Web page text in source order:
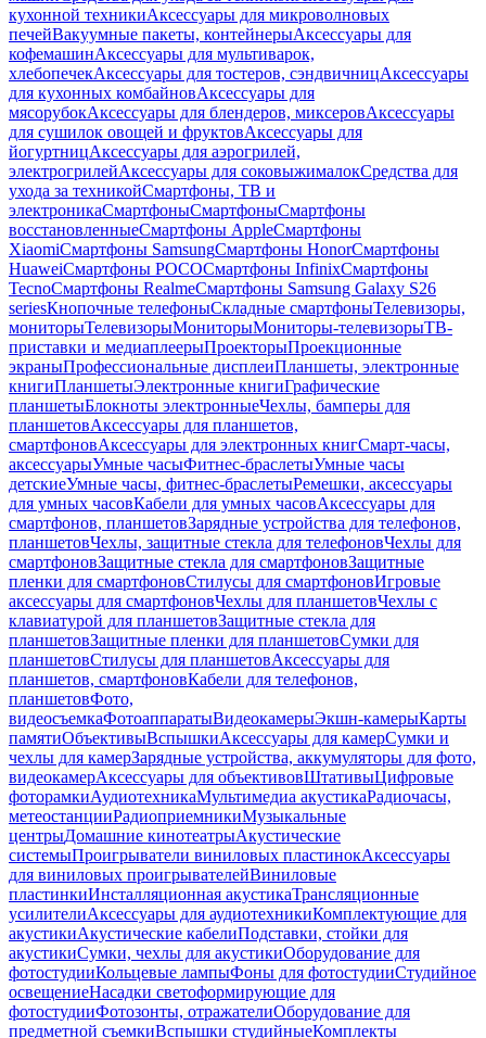
кухонной техникиАксессуары для микроволновых
печейВакуумные пакеты, контейнерыАксессуары для
кофемашинАксессуары для мультиварок,
хлебопечекАксессуары для тостеров, сэндвичницАксессуары
для кухонных комбайновАксессуары для
мясорубокАксессуары для блендеров, миксеровАксессуары
для сушилок овощей и фруктовАксессуары для
йогуртницАксессуары для аэрогрилей,
электрогрилейАксессуары для соковыжималокСредства для
ухода за техникойСмартфоны, ТВ и
электроникаСмартфоныСмартфоныСмартфоны
восстановленныеСмартфоны AppleСмартфоны
XiaomiСмартфоны SamsungСмартфоны HonorСмартфоны
HuaweiСмартфоны POCOСмартфоны InfinixСмартфоны
TecnoСмартфоны RealmeСмартфоны Samsung Galaxy S26
seriesКнопочные телефоныСкладные смартфоныТелевизоры,
мониторыТелевизорыМониторыМониторы-телевизорыТВ-
приставки и медиаплеерыПроекторыПроекционные
экраныПрофессиональные дисплеиПланшеты, электронные
книгиПланшетыЭлектронные книгиГрафические
планшетыБлокноты электронныеЧехлы, бамперы для
планшетовАксессуары для планшетов,
смартфоновАксессуары для электронных книгСмарт-часы,
аксессуарыУмные часыФитнес-браслетыУмные часы
детскиеУмные часы, фитнес-браслетыРемешки, аксессуары
для умных часовКабели для умных часовАксессуары для
смартфонов, планшетовЗарядные устройства для телефонов,
планшетовЧехлы, защитные стекла для телефоновЧехлы для
смартфоновЗащитные стекла для смартфоновЗащитные
пленки для смартфоновСтилусы для смартфоновИгровые
аксессуары для смартфоновЧехлы для планшетовЧехлы с
клавиатурой для планшетовЗащитные стекла для
планшетовЗащитные пленки для планшетовСумки для
планшетовСтилусы для планшетовАксессуары для
планшетов, смартфоновКабели для телефонов,
планшетовФото,
видеосъемкаФотоаппаратыВидеокамерыЭкшн-камерыКарты
памятиОбъективыВспышкиАксессуары для камерСумки и
чехлы для камерЗарядные устройства, аккумуляторы для фото,
видеокамерАксессуары для объективовШтативыЦифровые
фоторамкиАудиотехникаМультимедиа акустикаРадиочасы,
метеостанцииРадиоприемникиМузыкальные
центрыДомашние кинотеатрыАкустические
системыПроигрыватели виниловых пластинокАксессуары
для виниловых проигрывателейВиниловые
пластинкиИнсталляционная акустикаТрансляционные
усилителиАксессуары для аудиотехникиКомплектующие для
акустикиАкустические кабелиПодставки, стойки для
акустикиСумки, чехлы для акустикиОборудование для
фотостудииКольцевые лампыФоны для фотостудииСтудийное
освещениеНасадки светоформирующие для
фотостудииФотозонты, отражателиОборудование для
предметной съемкиВспышки студийныеКомплекты